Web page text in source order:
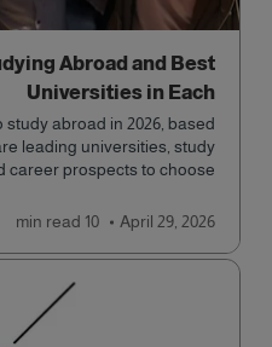
Abroad and Best
Universities in Each
study abroad in 2026, based
leading universities, study
career prospects to choose
April 29, 2026
10 min
read